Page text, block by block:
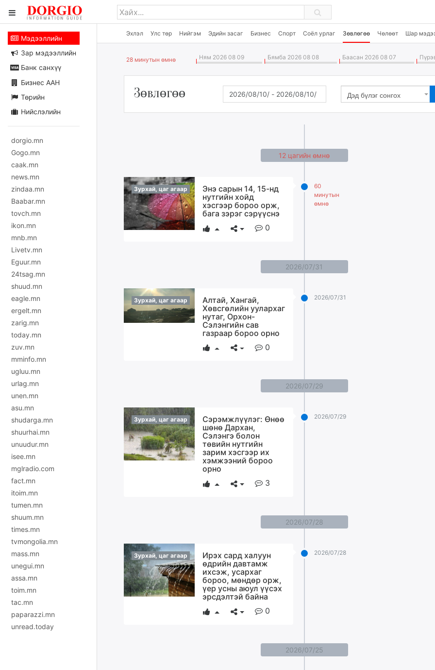
Эхлэл Улс төр Нийгэм Эдийн засаг Бизнес Спорт Соёл урлаг Зөвлөгөө Чөлөөт Шар
Мэдээллийн
Зар мэдээллийн
Банк санхүү
Бизнес ААН
Төрийн
Нийслэлийн
dorgio.mn
Gogo.mn
caak.mn
news.mn
zindaa.mn
Baabar.mn
tovch.mn
ikon.mn
mnb.mn
Livetv.mn
Eguur.mn
24tsag.mn
shuud.mn
eagle.mn
ergelt.mn
zarig.mn
today.mn
zuv.mn
mminfo.mn
ugluu.mn
urlag.mn
unen.mn
asu.mn
shudarga.mn
shuurhai.mn
unuudur.mn
isee.mn
mglradio.com
fact.mn
itoim.mn
tumen.mn
shuum.mn
times.mn
tvmongolia.mn
mass.mn
unegui.mn
assa.mn
toim.mn
tac.mn
paparazzi.mn
unread.today
28 минутын өмнө Ням 2026 08 09 Бямба 2026 08 08 Баасан 2026 08 07
Зөвлөгөө Дэд бүлэг сонгох
12 цагийн өмнө
60
минутын
өмнө
Зурхай, цаг агаар
Энэ сарын 14, 15-нд
нутгийн хойд
хэсгээр бороо орж,
бага зэрэг сэрүүснэ
0
2026/07/31
2026/07/31
Зурхай, цаг агаар
Алтай, Хангай,
Хөвсгөлийн уулархаг
нутаг, Орхон-
Сэлэнгийн сав
газраар бороо орно
0
2026/07/29
2026/07/29
Зурхай, цаг агаар
Сэрэмжлүүлэг: Өнөө
шөнө Дархан,
Сэлэнгэ болон
төвийн нутгийн
зарим хэсгээр их
хэмжээний бороо
орно
3
2026/07/28
2026/07/28
Зурхай, цаг агаар
Ирэх сард халуун
өдрийн давтамж
ихсэж, усархаг
бороо, мөндөр орж,
үер усны аюул үүсэх
эрсдэлтэй байна
0
2026/07/25